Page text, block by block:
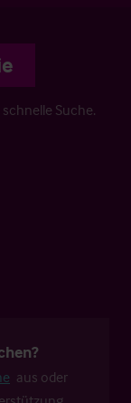
Suche.
aus oder